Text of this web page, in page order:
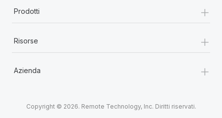
Prodotti +
Risorse +
Azienda +
Copyright © 2026. Remote Technology, Inc. Diritti riservati.